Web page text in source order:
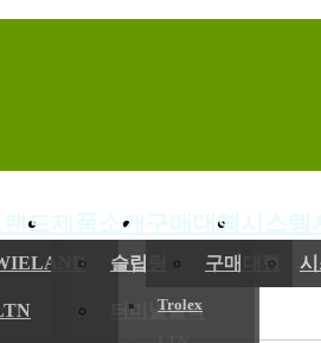
드 제품소개
슬립링
Trolex
터미널블럭
구매대행
구매대행
(